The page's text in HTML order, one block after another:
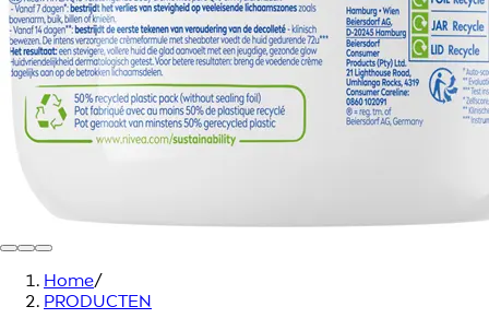
Home/
PRODUCTEN